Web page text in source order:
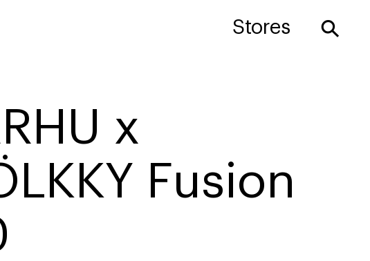
Stores ⚲
x
Fusion